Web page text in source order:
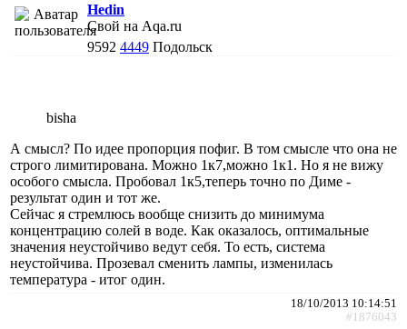
Hedin
Свой на Aqa.ru
9592 4449 Подольск
bisha
А смысл? По идее пропорция пофиг. В том смысле что она не
строго лимитирована. Можно 1к7,можно 1к1. Но я не вижу
особого смысла. Пробовал 1к5,теперь точно по Диме -
результат один и тот же.
Сейчас я стремлюсь вообще снизить до минимума
концентрацию солей в воде. Как оказалось, оптимальные
значения неустойчиво ведут себя. То есть, система
неустойчива. Прозевал сменить лампы, изменилась
температура - итог один.
18/10/2013 10:14:51
#1876043